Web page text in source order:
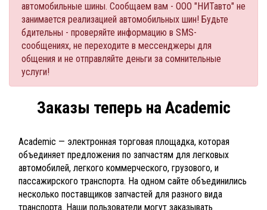
автомобильные шины. Сообщаем вам - ООО "НИТавто" не
занимается реализацией автомобильных шин! Будьте
бдительны - проверяйте информацию в SMS-
сообщениях, не переходите в мессенджеры для
общения и не отправляйте деньги за сомнительные
услуги!
Заказы теперь на Academic
Academic — электронная торговая площадка, которая
объединяет предложения по запчастям для легковых
автомобилей, легкого коммерческого, грузового, и
пассажирского транспорта. На одном сайте объединились
несколько поставщиков запчастей для разного вида
транспорта. Наши пользователи могут заказывать